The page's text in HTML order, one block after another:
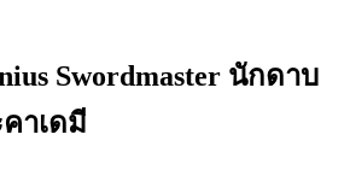
Swordmaster นักดาบ
าเดมี